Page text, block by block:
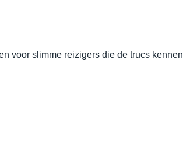
voor slimme reizigers die de trucs